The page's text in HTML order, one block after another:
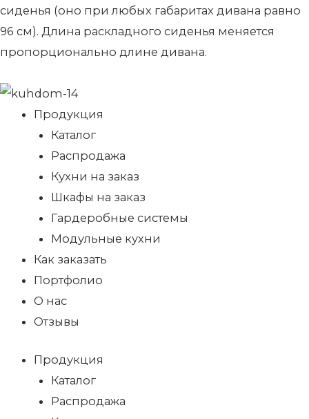
сиденья (оно при любых габаритах дивана равно
96 см). Длина раскладного сиденья меняется
пропорционально длине дивана.
Продукция
Каталог
Распродажа
Кухни на заказ
Шкафы на заказ
Гардеробные системы
Модульные кухни
Как заказать
Портфолио
О нас
Отзывы
Продукция
Каталог
Распродажа